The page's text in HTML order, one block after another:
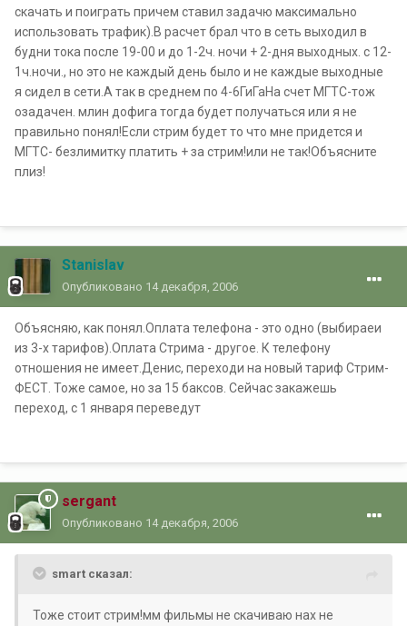
скачать и поиграть причем ставил задачю максимально
использовать трафик).В расчет брал что в сеть выходил в
будни тока после 19-00 и до 1-2ч. ночи + 2-дня выходных. с 12-
1ч.ночи., но это не каждый день было и не каждые выходные
я сидел в сети.А так в среднем по 4-6ГиГаНа счет МГТС-тож
озадачен. млин дофига тогда будет получаться или я не
правильно понял!Если стрим будет то что мне придется и
МГТС- безлимитку платить + за стрим!или не так!Объясните
плиз!
Stanislav
Опубликовано 14 декабря, 2006
Объясняю, как понял.Оплата телефона - это одно (выбираеи
из 3-х тарифов).Оплата Стрима - другое. К телефону
отношения не имеет.Денис, переходи на новый тариф Стрим-
ФЕСТ. Тоже самое, но за 15 баксов. Сейчас закажешь
переход, с 1 января переведут
sergant
Опубликовано 14 декабря, 2006
smart сказал:
Тоже стоит стрим!мм фильмы не скачиваю нах не